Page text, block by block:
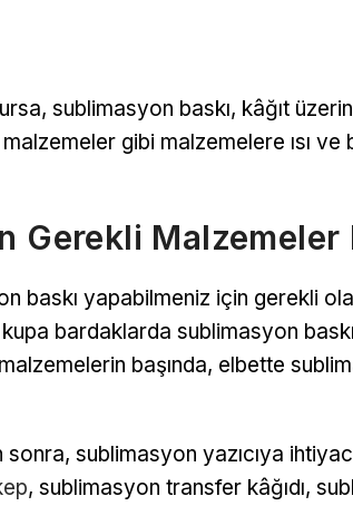
sublimasyon baskı, kâğıt
gibi malzemelere ısı ve
Gerekli Malzemeler
baskı yapabilmeniz için gerekli
bardaklarda sublimasyon
başında, elbette
sublimasyon yazıcıya
, sublimasyon transfer kâğıdı,